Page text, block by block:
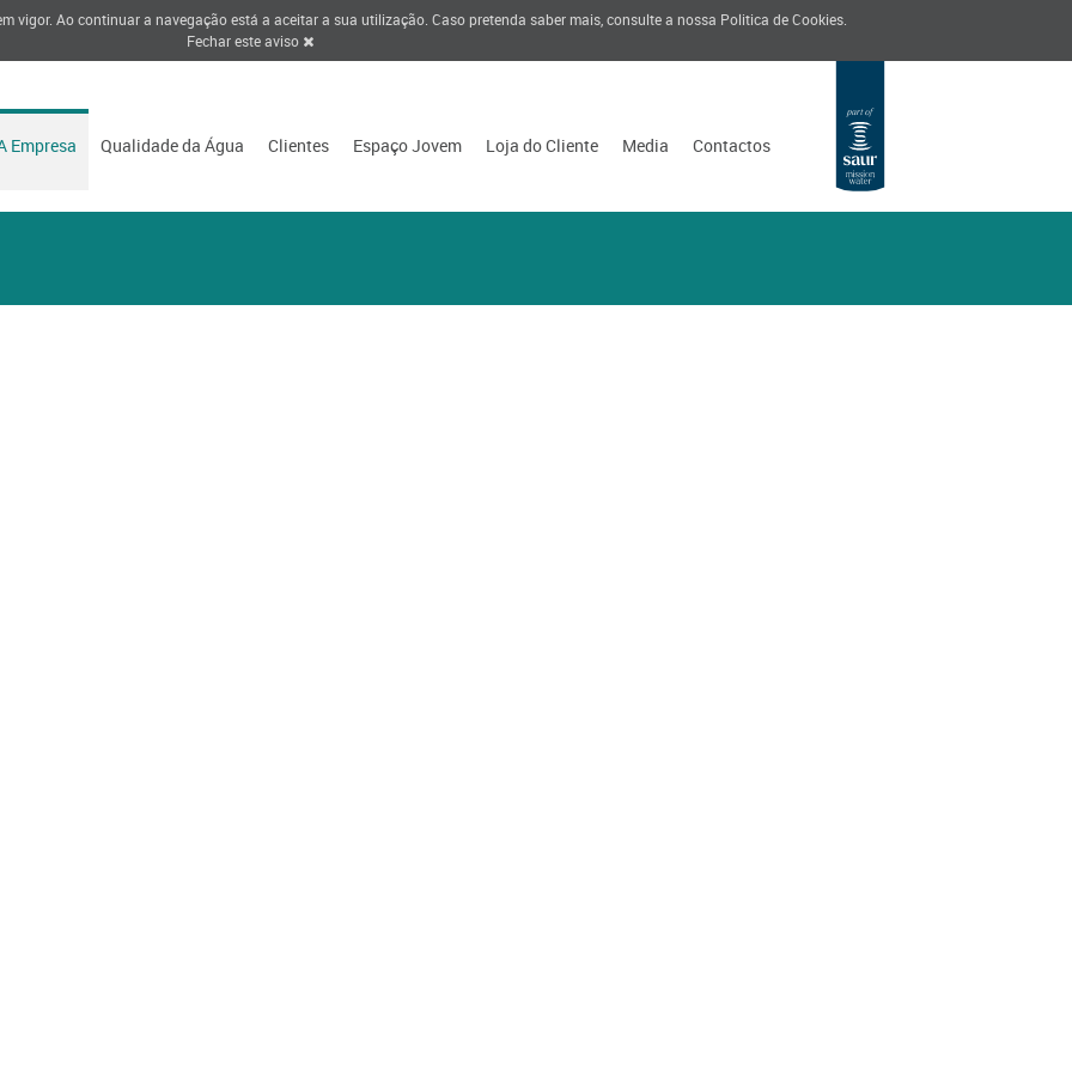
vigor. Ao continuar a navegação está a aceitar a sua utilização. Caso pretenda saber mais, consulte a nossa Politica de Cookies
Fechar este aviso
Empresa Qualidade da Água Clientes Espaço Jovem Loja do Cliente Media Contactos